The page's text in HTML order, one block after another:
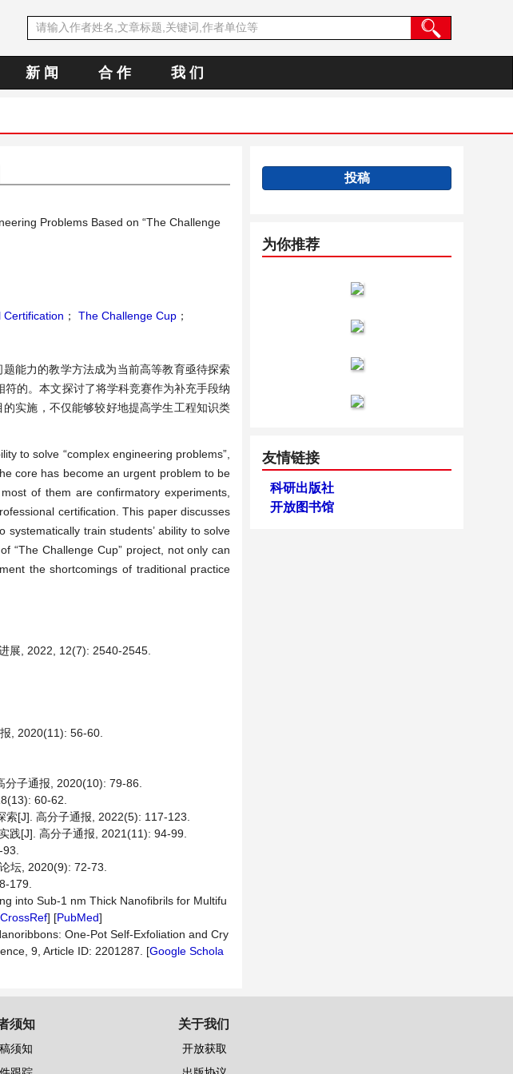
新 闻 合 作 我 们
Problems Based on “The Challenge
Certification ； The Challenge Cup ；
能力的教学方法成为当前高等教育亟待探索
的。本文探讨了将学科竞赛作为补充手段纳
实施，不仅能够较好地提高学生工程知识类
to solve “complex engineering problems”,
core has become an urgent problem to be
of them are confirmatory experiments,
certification. This paper discusses
train students’ ability to solve
“The Challenge Cup” project, not only can
the shortcomings of traditional practice
展, 2022, 12(7): 2540-2545.
, 2020(11): 56-60.
子通报, 2020(10): 79-86.
60-62.
索[J]. 高分子通报, 2022(5): 117-123.
践[J]. 高分子通报, 2021(11): 94-99.
坛, 2020(9): 72-73.
179.
into Sub-1 nm Thick Nanofibrils for Multifu
CrossRef] [PubMed]
One-Pot Self-Exfoliation and Cry
9, Article ID: 2201287. [Google Schola
投稿
为你推荐
友情链接
科研出版社
开放图书馆
须知
须知
关于我们
开放获取